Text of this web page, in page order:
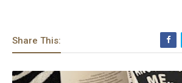
Share This: